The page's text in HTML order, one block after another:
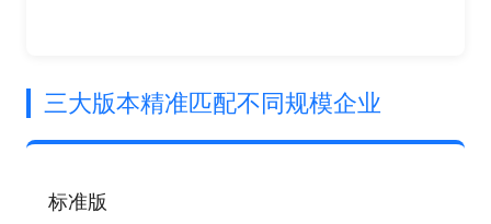
三大版本精准匹配不同规模企业
标准版